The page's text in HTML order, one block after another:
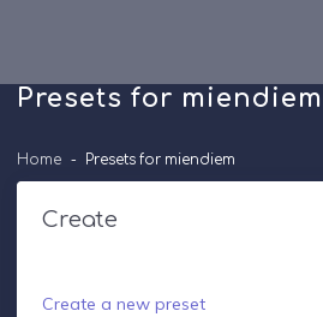
Presets for miendiem
Home Presets for miendiem
Create
Create a new preset